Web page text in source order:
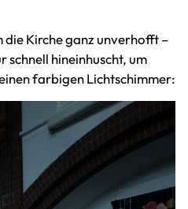
die Kirche ganz unverhofft –
schnell hineinhuscht, um
farbigen Lichtschimmer: